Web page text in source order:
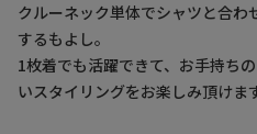
クルーネック単体でシャツと合わ
するもよし。
1枚着でも活躍できて、お手持ち
いスタイリングをお楽しみ頂けます